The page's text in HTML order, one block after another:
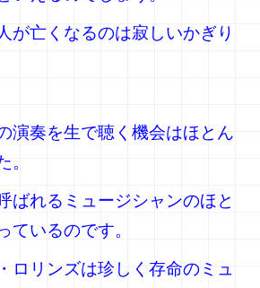
が亡くなるのは寂しいかぎり
演奏を生で聴く機会はほとん
。
ばれるミュージシャンのほと
ているのです。
ロリンズは珍しく存命のミュ